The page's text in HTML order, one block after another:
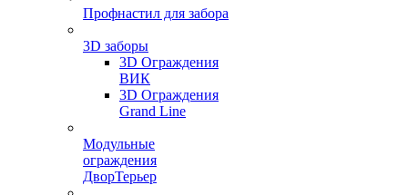
Профнастил для забора
3D заборы
3D Ограждения
ВИК
3D Ограждения
Grand Line
Модульные
ограждения
ДворТерьер